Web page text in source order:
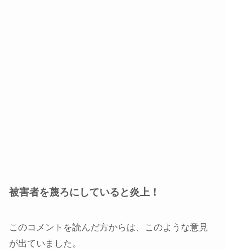
被害者を蔑ろにしていると炎上！
このコメントを読んだ方からは、このような意見
が出ていました。